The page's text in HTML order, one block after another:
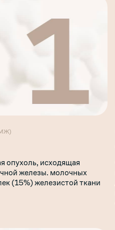
опухоль, исходящая
железы. молочных
(15%) железистой ткани